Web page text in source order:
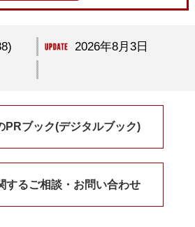
2026年8月3日
PRブック(デジタルブック)
するご相談・お問い合わせ